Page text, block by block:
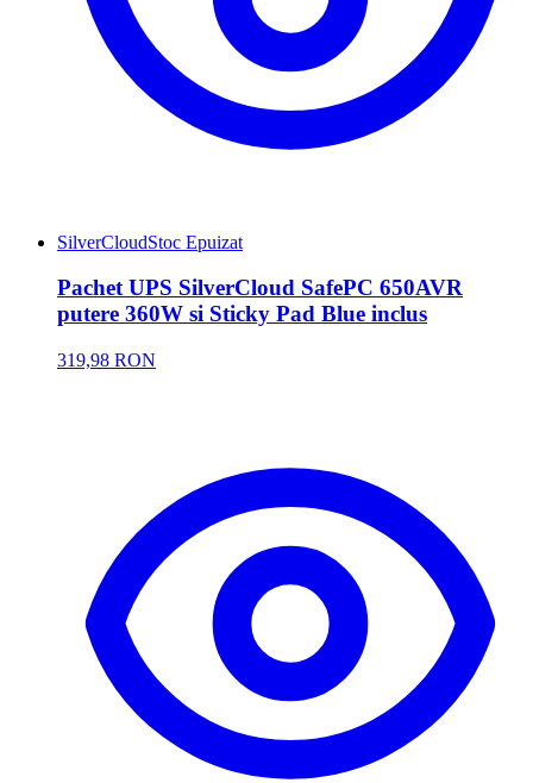
SilverCloudStoc Epuizat
Pachet UPS SilverCloud SafePC 650AVR
putere 360W si Sticky Pad Blue inclus
319,98 RON